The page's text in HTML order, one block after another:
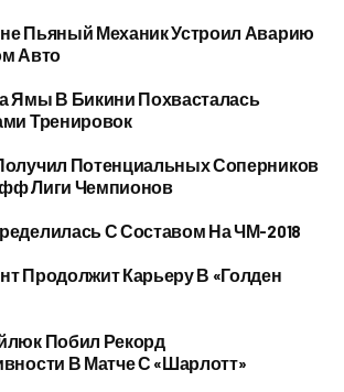
Пьяный Механик Устроил Аварию
Авто
Ямы В Бикини Похвасталась
Тренировок
Потенциальных Соперников
Лиги Чемпионов
С Составом На ЧМ-2018
Продолжит Карьеру В «Голден
Побил Рекорд
В Матче С «Шарлотт»